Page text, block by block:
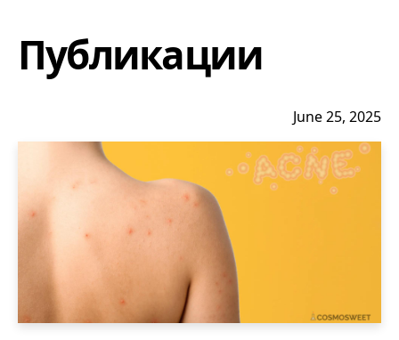
Публикации
June 25, 2025